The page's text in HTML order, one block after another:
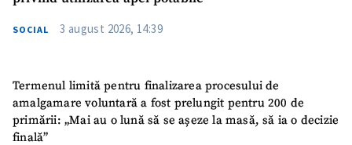
SOCIAL 3 august 2026, 14:39
Termenul limită pentru finalizarea procesului de
amalgamare voluntară a fost prelungit pentru 200 de
primării: „Mai au o lună să se așeze la masă, să ia o decizie
finală”